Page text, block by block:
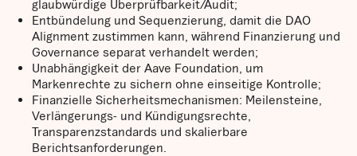
glaubwürdige Überprüfbarkeit/Audit;
Entbündelung und Sequenzierung, damit die DAO
Alignment zustimmen kann, während Finanzierung und
Governance separat verhandelt werden;
Unabhängigkeit der Aave Foundation, um
Markenrechte zu sichern ohne einseitige Kontrolle;
Finanzielle Sicherheitsmechanismen: Meilensteine,
Verlängerungs- und Kündigungsrechte,
Transparenzstandards und skalierbare
Berichtsanforderungen.